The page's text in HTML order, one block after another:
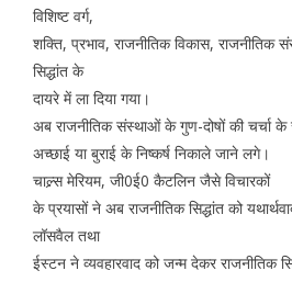
विशिष्ट वर्ग,
शक्ति, प्रभाव, राजनीतिक विकास, राजनीतिक
सिद्धांत के
दायरे में ला दिया गया।
अब राजनीतिक संस्थाओं के गुण-दोषों की चर्चा
अच्छाई या बुराई के निष्कर्ष निकाले जाने लगे।
चाल्र्स मेरियम, जी0ई0 कैटलिन जैसे विचारकों
के प्रयासों ने अब राजनीतिक सिद्धांत को
लॉसवैल तथा
ईस्टन ने व्यवहारवाद को जन्म देकर राजनीतिक